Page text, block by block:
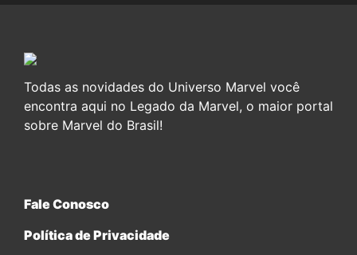
Todas as novidades do Universo Marvel você
encontra aqui no Legado da Marvel, o maior portal
sobre Marvel do Brasil!
Fale Conosco
Política de Privacidade